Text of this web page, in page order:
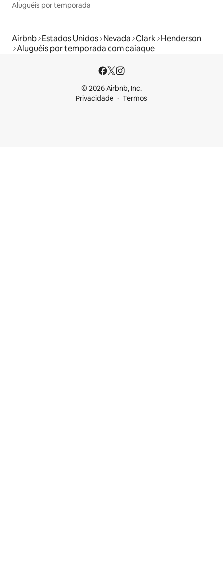
Aluguéis por temporada
Airbnb Estados Unidos Nevada Clark Henderson
Aluguéis por temporada com caiaque
© 2026 Airbnb, Inc.
Privacidade
Termos